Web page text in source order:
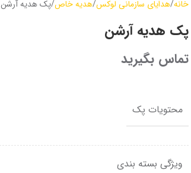
خانه هدایای سازمانی لوکس هدیه خاص پک هدیه آرشن
پک هدیه آرشن
تماس بگیرید
محتویات پک
ویژگی بسته بندی